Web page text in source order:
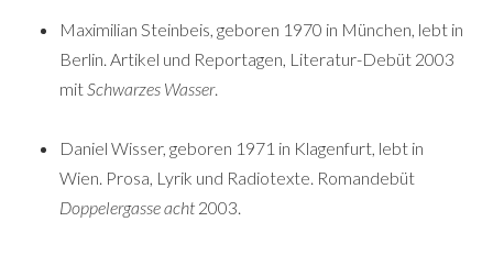
Maximilian Steinbeis, geboren 1970 in München, lebt in
Berlin. Artikel und Reportagen, Literatur-Debüt 2003
mitSchwarzes Wasser.
Daniel Wisser, geboren 1971 in Klagenfurt, lebt in
Wien. Prosa, Lyrik und Radiotexte. Romandebüt
Doppelergasse acht 2003.